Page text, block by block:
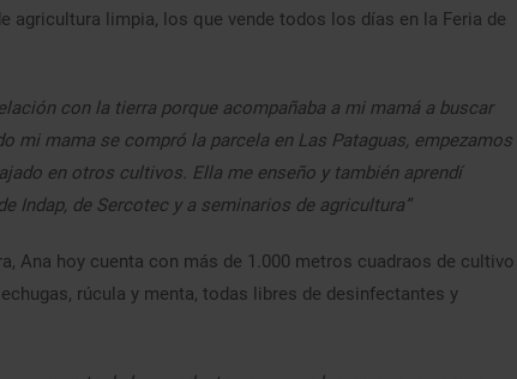
limpia, los que vende todos los días en la Feria de
con la tierra porque acompañaba a mi mamá a buscar
mi mama se compró la parcela en Las Pataguas, empezamos
en otros cultivos. Ella me enseño y también aprendí
Indap, de Sercotec y a seminarios de agricultura”
Ana hoy cuenta con más de 1.000 metros cuadraos de cultivo
rúcula y menta, todas libres de desinfectantes y